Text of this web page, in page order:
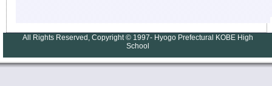
All Rights Reserved, Copyright © 1997- Hyogo Prefectural KOBE High
School